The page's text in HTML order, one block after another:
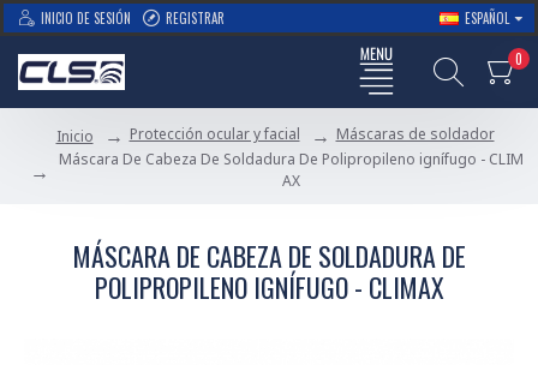
INICIO DE SESIÓN REGISTRAR ESPAÑOL
0
Inicio Protección ocular y facial
Máscaras de soldador
Máscara De Cabeza De Soldadura De Polipropileno ignífugo - CLIM
AX
MÁSCARA DE CABEZA DE SOLDADURA DE
POLIPROPILENO IGNÍFUGO - CLIMAX